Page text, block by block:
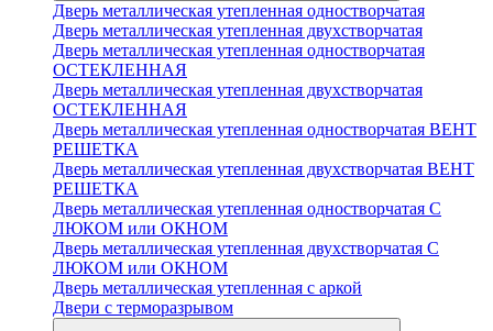
Дверь металлическая утепленная одностворчатая
Дверь металлическая утепленная двухстворчатая
Дверь металлическая утепленная одностворчатая
ОСТЕКЛЕННАЯ
Дверь металлическая утепленная двухстворчатая
ОСТЕКЛЕННАЯ
Дверь металлическая утепленная одностворчатая ВЕНТ
РЕШЕТКА
Дверь металлическая утепленная двухстворчатая ВЕНТ
РЕШЕТКА
Дверь металлическая утепленная одностворчатая С
ЛЮКОМ или ОКНОМ
Дверь металлическая утепленная двухстворчатая С
ЛЮКОМ или ОКНОМ
Дверь металлическая утепленная с аркой
Двери с терморазрывом